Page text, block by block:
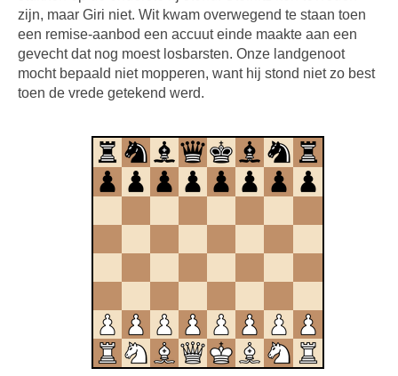
zijn, maar Giri niet. Wit kwam overwegend te staan toen
een remise-aanbod een accuut einde maakte aan een
gevecht dat nog moest losbarsten. Onze landgenoot
mocht bepaald niet mopperen, want hij stond niet zo best
toen de vrede getekend werd.